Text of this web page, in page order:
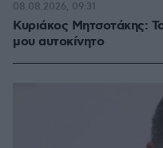
Κυριάκος Μητσοτάκης:
μου αυτοκίνητο
08.08.2026, 09:31